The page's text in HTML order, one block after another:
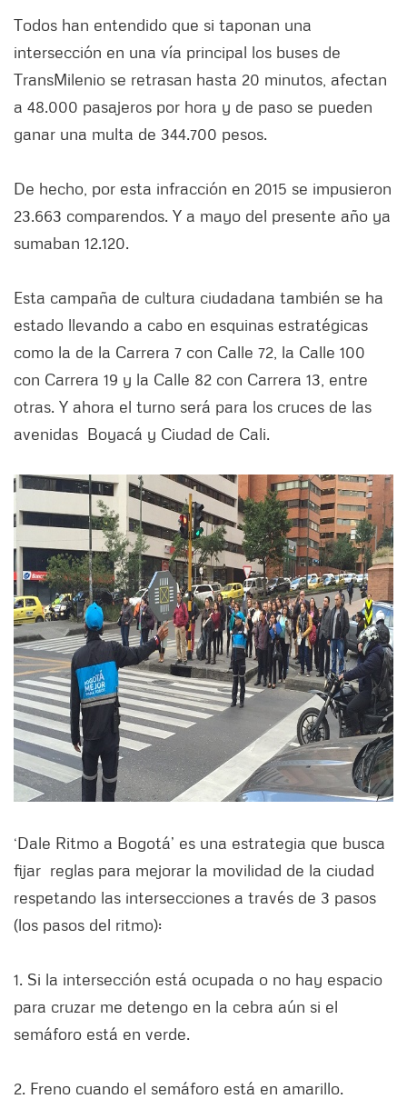
Todos han entendido que si taponan una
intersección en una vía principal los buses de
TransMilenio se retrasan hasta 20 minutos, afectan
a 48.000 pasajeros por hora y de paso se pueden
ganar una multa de 344.700 pesos.
De hecho, por esta infracción en 2015 se impusieron
23.663 comparendos. Y a mayo del presente año ya
sumaban 12.120.
Esta campaña de cultura ciudadana también se ha
estado llevando a cabo en esquinas estratégicas
como la de la Carrera 7 con Calle 72, la Calle 100
con Carrera 19 y la Calle 82 con Carrera 13, entre
otras. Y ahora el turno será para los cruces de las
avenidas Boyacá y Ciudad de Cali.
‘Dale Ritmo a Bogotá’ es una estrategia que busca
fijar reglas para mejorar la movilidad de la ciudad
respetando las intersecciones a través de 3 pasos
(los pasos del ritmo):
1. Si la intersección está ocupada o no hay espacio
para cruzar me detengo en la cebra aún si el
semáforo está en verde.
2. Freno cuando el semáforo está en amarillo.